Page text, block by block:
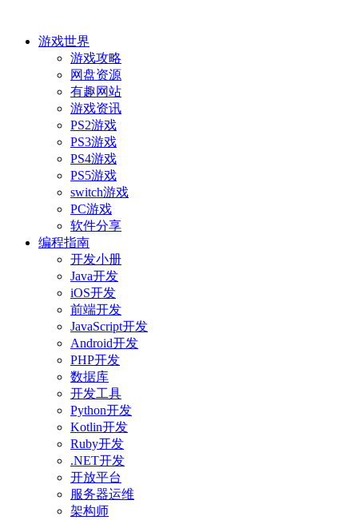
游戏世界
游戏攻略
网盘资源
有趣网站
游戏资讯
PS2游戏
PS3游戏
PS4游戏
PS5游戏
switch游戏
PC游戏
软件分享
编程指南
开发小册
Java开发
iOS开发
前端开发
JavaScript开发
Android开发
PHP开发
数据库
开发工具
Python开发
Kotlin开发
Ruby开发
.NET开发
开放平台
服务器运维
架构师